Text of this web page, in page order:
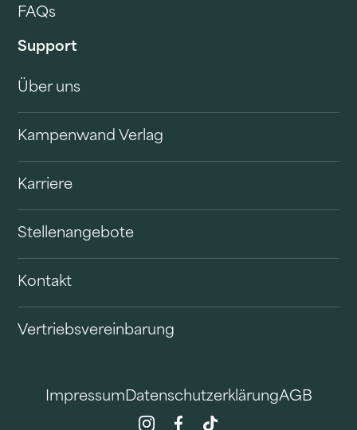
FAQs
Support
Über uns
Kampenwand Verlag
Karriere
Stellenangebote
Kontakt
Vertriebsvereinbarung
ImpressumDatenschutzerklärungAGB